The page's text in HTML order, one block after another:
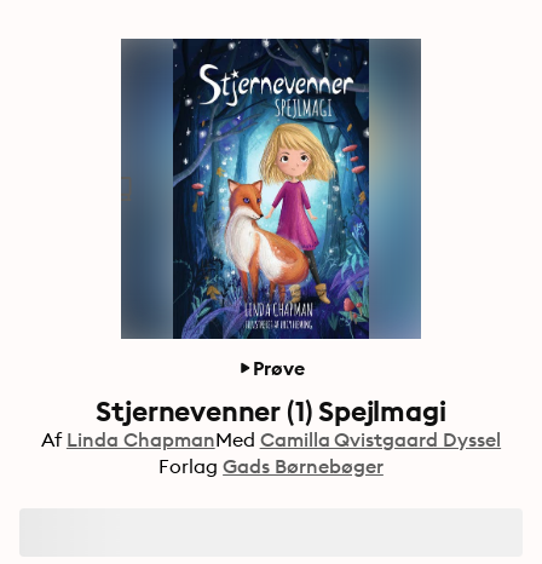
Prøve
Stjernevenner (1) Spejlmagi
Af Linda ChapmanMed Camilla Qvistgaard Dyssel
Forlag Gads Børnebøger